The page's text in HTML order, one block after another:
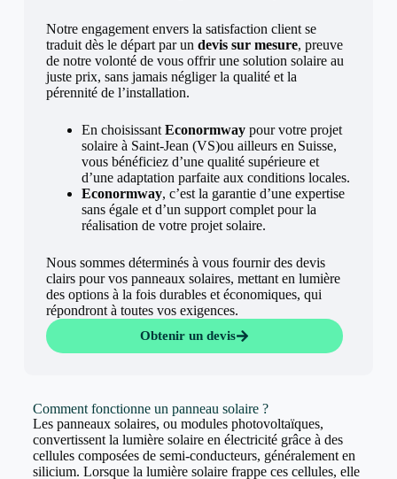
Notre engagement envers la satisfaction client se
traduit dès le départ par un devis sur mesure, preuve
de notre volonté de vous offrir une solution solaire au
juste prix, sans jamais négliger la qualité et la
pérennité de l’installation.
En choisissant Econormwaypour votre projet
solaire à Saint-Jean (VS)ou ailleurs en Suisse,
vous bénéficiez d’une qualité supérieure et
d’une adaptation parfaite aux conditions locales.
Econormway, c’est la garantie d’une expertise
sans égale et d’un support complet pour la
réalisation de votre projet solaire.
Nous sommes déterminés à vous fournir des devis
clairs pour vos panneaux solaires, mettant en lumière
des options à la fois durables et économiques, qui
répondront à toutes vos exigences.
Obtenir un devis
Comment fonctionne un panneau solaire ?
Les panneaux solaires, ou modules photovoltaïques,
convertissent la lumière solaire en électricité grâce à des
cellules composées de semi-conducteurs, généralement en
silicium. Lorsque la lumière solaire frappe ces cellules, elle